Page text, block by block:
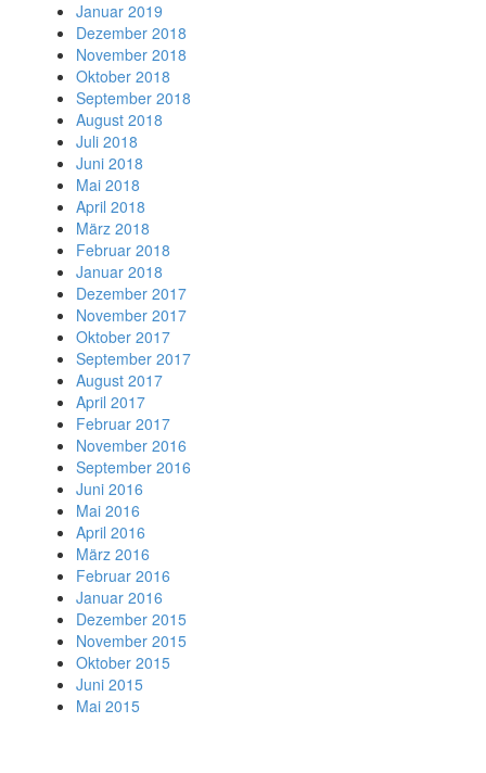
Januar 2019
Dezember 2018
November 2018
Oktober 2018
September 2018
August 2018
Juli 2018
Juni 2018
Mai 2018
April 2018
März 2018
Februar 2018
Januar 2018
Dezember 2017
November 2017
Oktober 2017
September 2017
August 2017
April 2017
Februar 2017
November 2016
September 2016
Juni 2016
Mai 2016
April 2016
März 2016
Februar 2016
Januar 2016
Dezember 2015
November 2015
Oktober 2015
Juni 2015
Mai 2015